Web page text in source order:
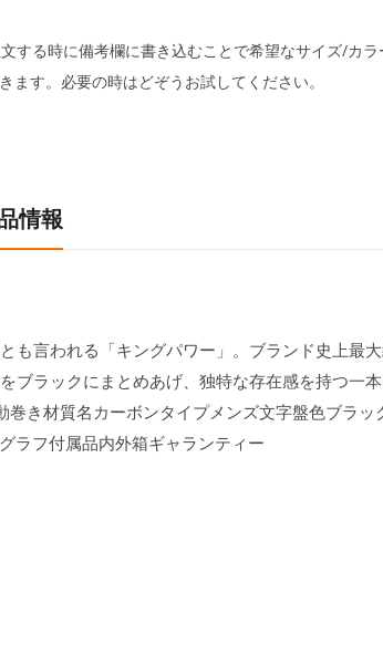
する時に備考欄に書き込むことで希望なサイズ/カ
ます。必要の時はどぞうお試してください。
情報
も言われる「キングパワー」。ブランド史上最
ブラックにまとめあげ、独特な存在感を持つ一
き材質名カーボンタイプメンズ文字盤色ブラッ
ラフ付属品内外箱ギャランティー